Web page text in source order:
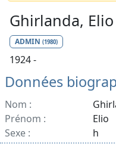
Ghirlanda, Elio
ADMIN (1980)
1924 -
Données
Nom :
Prénom :
Elio
Sexe :
h